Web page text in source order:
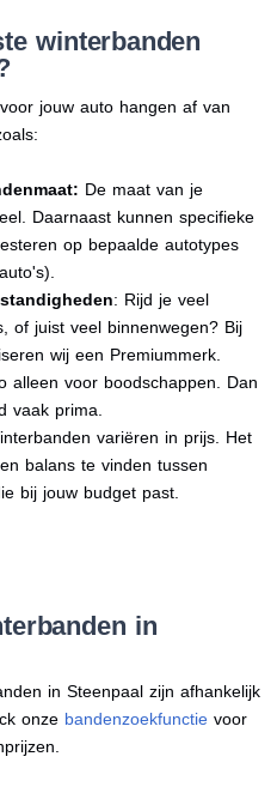
winterbanden
jouw auto hangen af van
De maat van je
Daarnaast kunnen specifieke
op bepaalde autotypes
: Rijd je veel
of juist veel binnenwegen? Bij
wij een Premiummerk.
alleen voor boodschappen. Dan
vaak prima.
variëren in prijs. Het
balans te vinden tussen
bij jouw budget past.
in
in Steenpaal zijn afhankelijk
onze bandenzoekfunctievoor